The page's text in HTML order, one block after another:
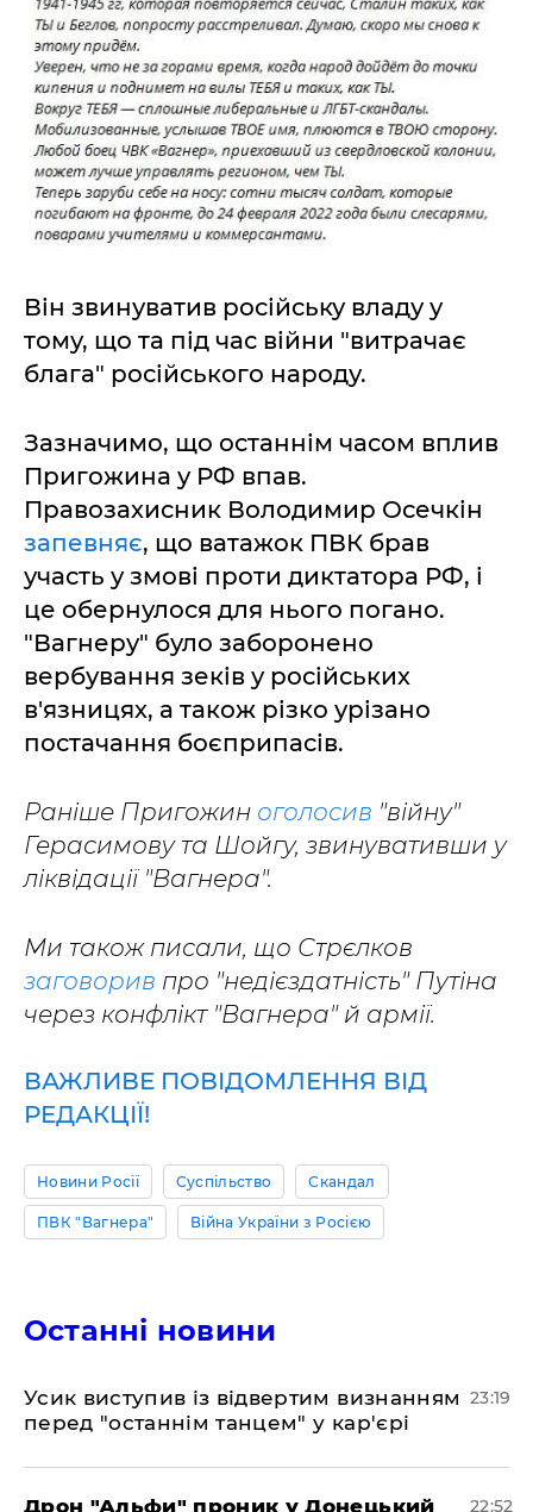
Він звинуватив російську владу у
тому, що та під час війни "витрачає
блага" російського народу.
Зазначимо, що останнім часом вплив
Пригожина у РФ впав.
Правозахисник Володимир Осечкін
запевняє, що ватажок ПВК брав
участь у змові проти диктатора РФ, і
це обернулося для нього погано.
"Вагнеру" було заборонено
вербування зеків у російських
в'язницях, а також різко урізано
постачання боєприпасів.
Раніше Пригожин оголосив "війну"
Герасимову та Шойгу, звинувативши у
ліквідації "Вагнера".
Ми також писали, що Стрєлков
заговорив про "недієздатність" Путіна
через конфлікт "Вагнера" й армії.
ВАЖЛИВЕ ПОВІДОМЛЕННЯ ВІД
РЕДАКЦІЇ!
Новини Росії Суспільство Скандал
ПВК "Вагнера" Війна України з Росією
Останні новини
​Усик виступив із відвертим визнанням
перед "останнім танцем" у кар'єрі
23:19
​Дрон "Альфи" проник у Донецький 22:52